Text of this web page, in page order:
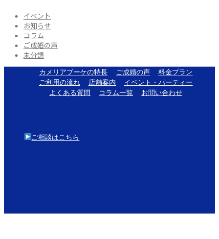
イベント
お知らせ
コラム
ご成婚の声
未分類
カメリアブーケの特長 ご成婚の声
料金プラン
ご利用の流れ
店舗案内
イベント・パーティー
よくある質問
コラム一覧 お問い合わせ
ご相談はこちら